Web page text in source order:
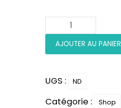
AJOUTER AU PANIER
UGS : ND
Catégorie : Shop